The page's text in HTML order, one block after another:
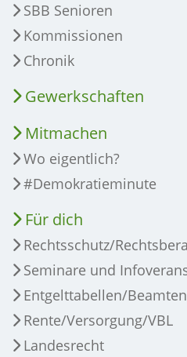
SBB Senioren
Kommissionen
Chronik
Gewerkschaften
Mitmachen
Wo eigentlich?
#Demokratieminute
Für dich
Rechtsschutz/
Seminare und
Entgelttabellen/
Rente/Versorgung/VBL
Landesrecht